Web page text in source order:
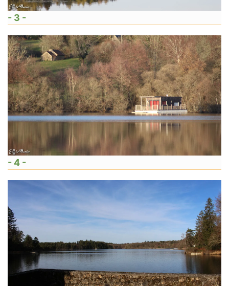
- 3 -
- 4 -